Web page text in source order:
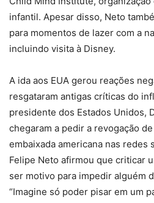
infantil. Apesar disso, Neto
para momentos de lazer com a
incluindo visita à Disney.
A ida aos EUA gerou reações
resgataram antigas críticas do
presidente dos Estados Unidos,
chegaram a pedir a revogação
embaixada americana nas redes
Felipe Neto afirmou que criticar
ser motivo para impedir alguém
“Imagine só poder pisar em um